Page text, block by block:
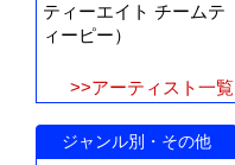
ティーエイト チームテ
ィーピー）
>>アーティスト一覧
ジャンル別・その他